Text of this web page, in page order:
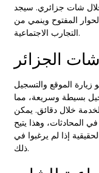
شات جزائري. سيجد
المفتوح وينمي من
التجارب الاجتماعية.
الجزائر
الموقع والتسجيل
بسيطة وسريعة، مما
خلال دقائق. يمكن
المحادثات، وهذا يتيح
إذا لم يرغبوا في
ذلك.